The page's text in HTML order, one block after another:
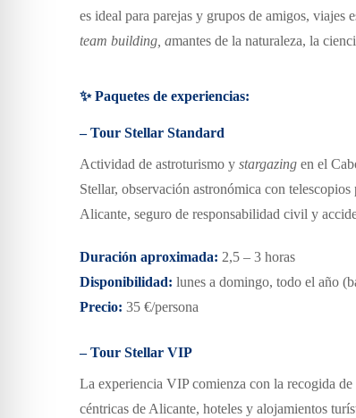
es ideal para parejas y grupos de amigos, viajes
team building amantes de la naturaleza, la
✨ Paquetes de experiencias:
– Tour Stellar Standard
Actividad de astroturismo y stargazing en el
Stellar, observación astronómica con telescopios
Alicante, seguro de responsabilidad civil y
Duración aproximada: 2,5 – 3 horas
Disponibilidad: lunes a domingo, todo el año
Precio: 35 €/persona
– Tour Stellar VIP
La experiencia VIP comienza con la recogida
céntricas de Alicante, hoteles y alojamientos